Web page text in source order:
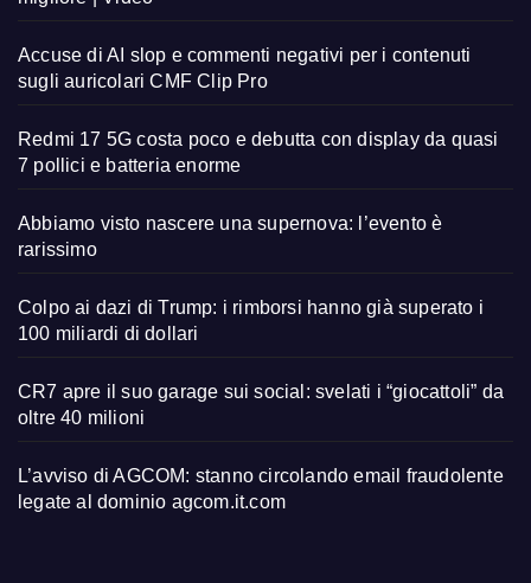
Accuse di AI slop e commenti negativi per i contenuti
sugli auricolari CMF Clip Pro
Redmi 17 5G costa poco e debutta con display da quasi
7 pollici e batteria enorme
Abbiamo visto nascere una supernova: l’evento è
rarissimo
Colpo ai dazi di Trump: i rimborsi hanno già superato i
100 miliardi di dollari
CR7 apre il suo garage sui social: svelati i “giocattoli” da
oltre 40 milioni
L’avviso di AGCOM: stanno circolando email fraudolente
legate al dominio agcom.it.com